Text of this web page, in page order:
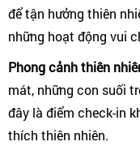
để tận hưởng thiên
những hoạt động vui
Phong cảnh thiên
mát, những con suối
đây là điểm check-in
thích thiên nhiên.